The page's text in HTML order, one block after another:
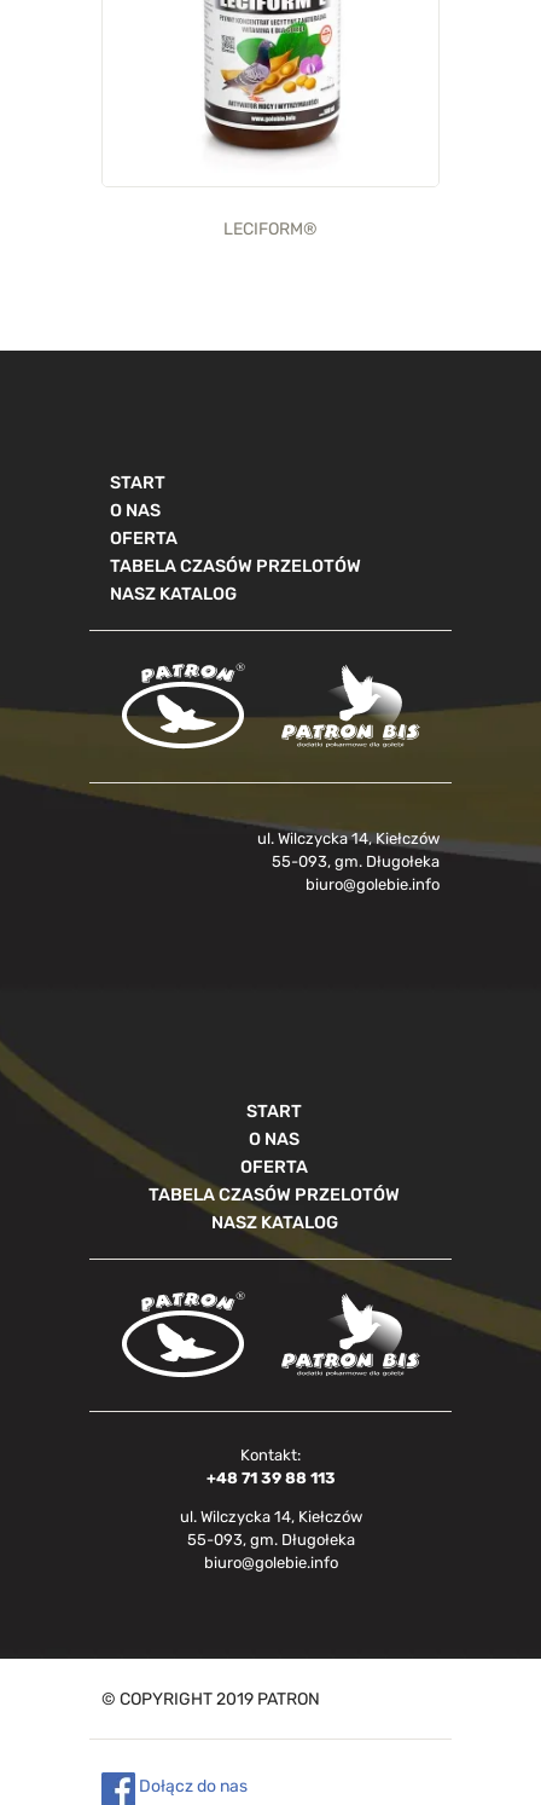
LECIFORM®
START
O NAS
OFERTA
TABELA CZASÓW PRZELOTÓW
NASZ KATALOG
ul. Wilczycka 14, Kiełczów
55-093, gm. Długołeka
biuro@golebie.info
START
O NAS
OFERTA
TABELA CZASÓW PRZELOTÓW
NASZ KATALOG
Kontakt:
+48 71 39 88 113
ul. Wilczycka 14, Kiełczów
55-093, gm. Długołeka
biuro@golebie.info
© COPYRIGHT 2019 PATRON
Dołącz do nas